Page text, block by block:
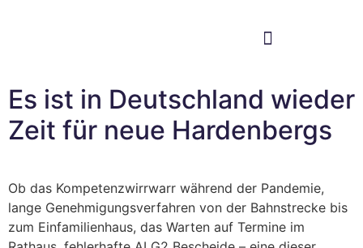
Es ist in Deutschland wieder
Zeit für neue Hardenbergs
Ob das Kompetenzwirrwarr während der Pandemie,
lange Genehmigungsverfahren von der Bahnstrecke bis
zum Einfamilienhaus, das Warten auf Termine im